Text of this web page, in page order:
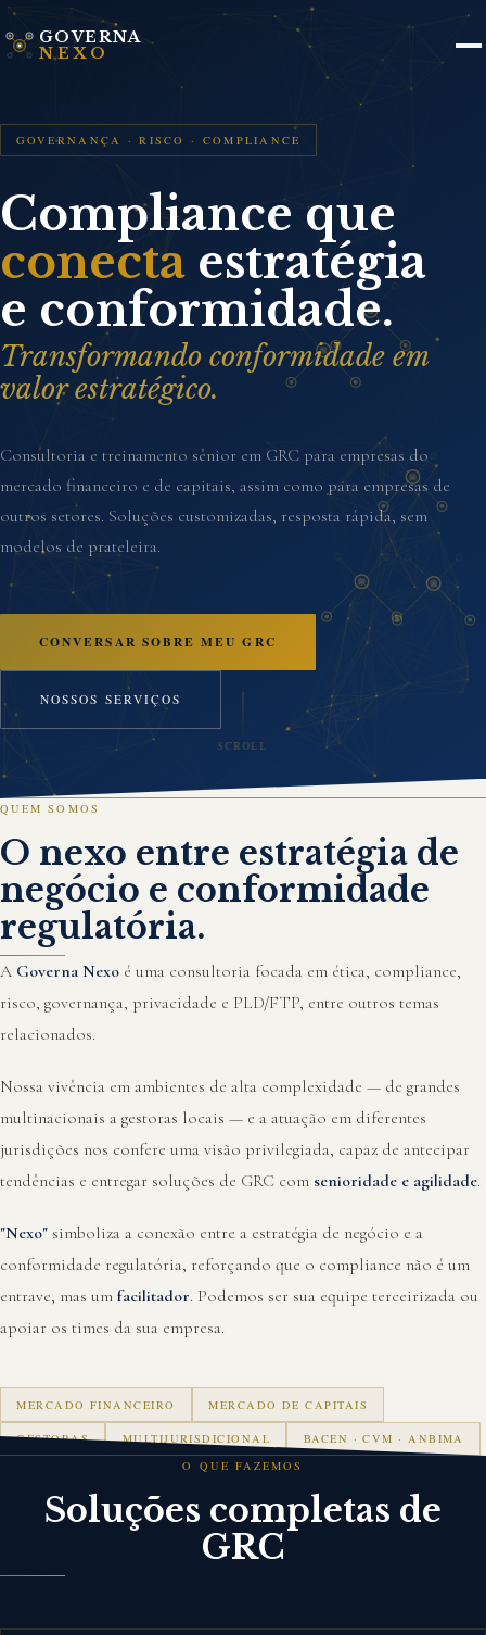
GOVERNA
NEXO
GOVERNANÇA · RISCO · COMPLIANCE
Compliance que
conecta estratégia
e conformidade.
Transformando conformidade em
valor estratégico.
Consultoria e treinamento sênior em GRC para empresas do
mercado financeiro e de capitais, assim como para empresas de
outros setores. Soluções customizadas, resposta rápida, sem
modelos de prateleira.
CONVERSAR SOBRE MEU GRC
NOSSOS SERVIÇOS
SCROLL
QUEM SOMOS
O nexo entre estratégia de
negócio e conformidade
regulatória.
A Governa Nexo é uma consultoria focada em ética, compliance,
risco, governança, privacidade e PLD/FTP, entre outros temas
relacionados.
Nossa vivência em ambientes de alta complexidade — de grandes
multinacionais a gestoras locais — e a atuação em diferentes
jurisdições nos confere uma visão privilegiada, capaz de antecipar
tendências e entregar soluções de GRC com senioridade e agilidade.
"Nexo" simboliza a conexão entre a estratégia de negócio e a
conformidade regulatória, reforçando que o compliance não é um
entrave, mas um facilitador. Podemos ser sua equipe terceirizada ou
apoiar os times da sua empresa.
MERCADO FINANCEIRO MERCADO DE CAPITAIS
GESTORAS MULTIJURISDICIONAL
BACEN · CVM · ANBIMA
O QUE FAZEMOS
Soluções completas de
GRC